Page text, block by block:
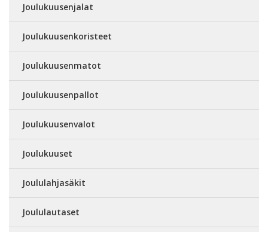
Joulukuusenjalat
Joulukuusenkoristeet
Joulukuusenmatot
Joulukuusenpallot
Joulukuusenvalot
Joulukuuset
Joululahjasäkit
Joululautaset